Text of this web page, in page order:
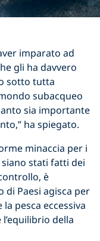
imparato ad
gli ha davvero
sotto tutta
subacqueo
sia importante
ha spiegato.
minaccia per i
stati fatti dei
è
di Paesi agisca per
pesca eccessiva
della